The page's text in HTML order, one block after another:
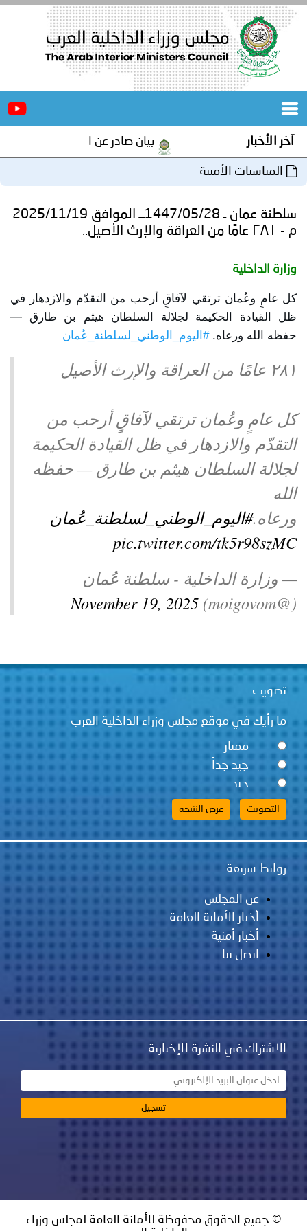
الرئيسية
المكاتب
المجلس
مؤتمرات
إنجازات
توعوية
الخدمات
وفيديو
مجلة
أصداء
الأمانة
إعلانات
نحن
اتصل
آخر الأخبار بيان صادر عن الأمانة العامة
المناسبات الأمنية
سلطنة عمان ـ 1447/05/28ــ الموافق 2025/11/19
م - ٢٨١ عامًا من العراقة والإرث الأصيل..
وزارة الداخلية
كل عامٍ وعُمان ترتقي لآفاقٍ أرحب من التقدّم والازدهار في
ظل القيادة الحكيمة لجلالة السلطان هيثم بن طارق —
حفظه الله ورعاه.#اليوم_الوطني_لسلطنة_عُمان
٢٨١ عامًا من العراقة والإرث الأصيل
كل عامٍ وعُمان ترتقي لآفاقٍ أرحب من
التقدّم والازدهار في ظل القيادة الحكيمة
لجلالة السلطان هيثم بن طارق — حفظه
الله
ورعاه.#اليوم_الوطني_لسلطنة_عُمان
pic.twitter.com/tk5r98szMC
— وزارة الداخلية - سلطنة عُمان
(@moigovom)
November 19, 2025
تصويت
ما رأيك في موقع مجلس وزراء الداخلية العرب
ممتاز
جيد جداً
جيد
روابط سريعة
عن المجلس
أخبار الأمانة العامة
أخبار أمنية
اتصل بنا
الاشتراك في النشرة الإخبارية
© جميع الحقوق محفوظة للأمانة العامة لمجلس وزراء